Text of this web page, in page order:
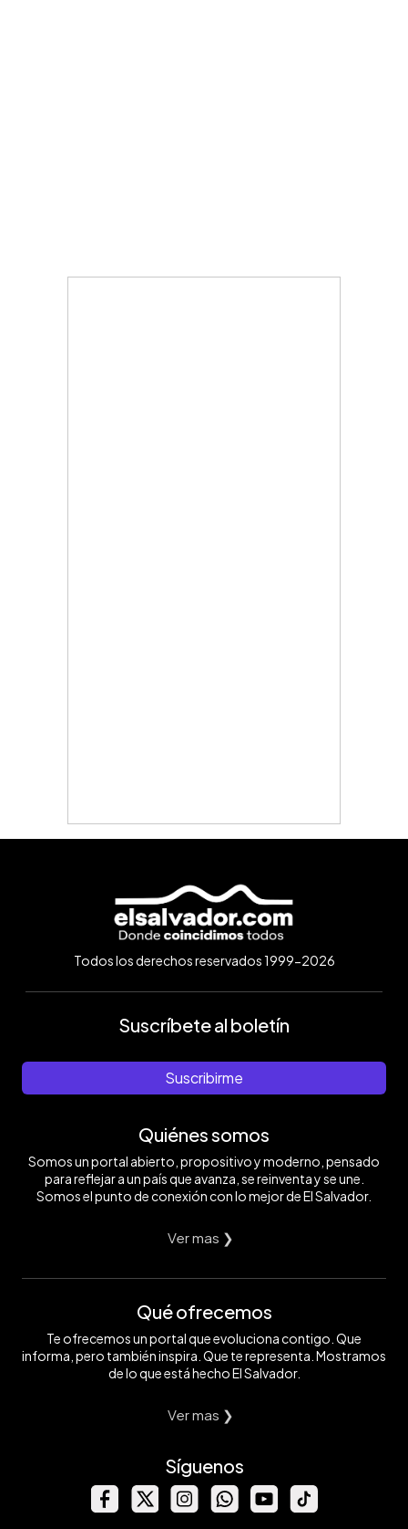
Todos los derechos reservados 1999-2026
Suscríbete al boletín
Suscribirme
Quiénes somos
Somos un portal abierto, propositivo y moderno, pensado
para reflejar a un país que avanza, se reinventa y se une.
Somos el punto de conexión con lo mejor de El Salvador.
Ver mas ❯
Qué ofrecemos
Te ofrecemos un portal que evoluciona contigo. Que
informa, pero también inspira. Que te representa. Mostramos
de lo que está hecho El Salvador.
Ver mas ❯
Síguenos